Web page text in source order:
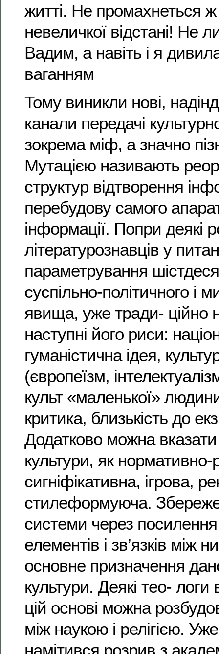
житті. Не промахнеться ж
невеличкої відстані! Не
Вадим, а навіть і я
ваганням
Тому виникли нові,
канали передачі
зокрема міф, а значно
Мутацією називають
структур відтворення
перебудову самого
інформації. Попри деякі
літературознавців у
параметрування
суспільно-політичного і
явища, уже тради- ційно
наступні його риси:
гуманістична ідея,
(європеїзм,
культ «маленької»
критика, близькість до
Додатково можна вказати
культури, як нормативно-
сигніфікативна, ігрова,
стилеформуюча.
системи через посилення
елементів і зв’язків між
основне призначення
культури. Деякі тео-
цій основі можна
між наукою і релігією.
намітився розрив з